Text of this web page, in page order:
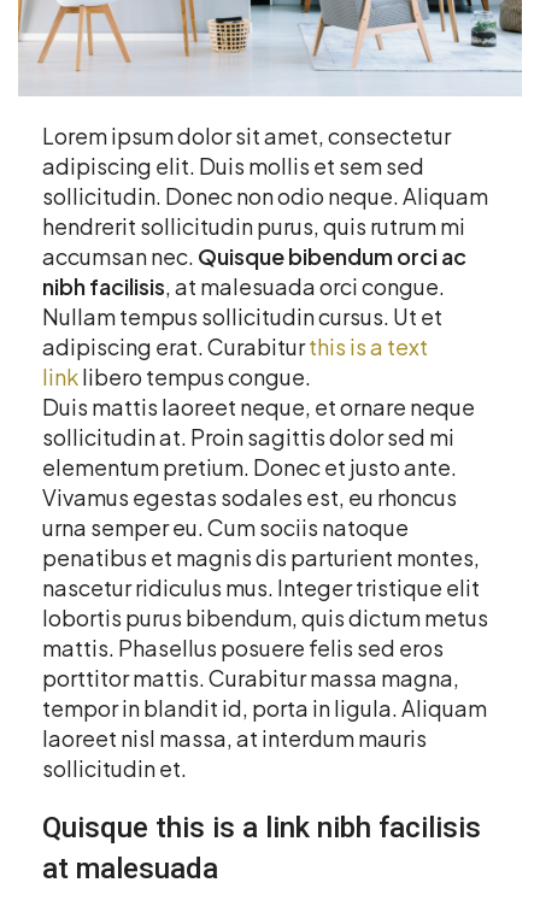
Lorem ipsum dolor sit amet, consectetur
adipiscing elit. Duis mollis et sem sed
sollicitudin. Donec non odio neque. Aliquam
hendrerit sollicitudin purus, quis rutrum mi
accumsan nec. Quisque bibendum orci ac
nibh facilisis, at malesuada orci congue.
Nullam tempus sollicitudin cursus. Ut et
adipiscing erat. Curabiturthis is a text
linklibero tempus congue.
Duis mattis laoreet neque, et ornare neque
sollicitudin at. Proin sagittis dolor sed mi
elementum pretium. Donec et justo ante.
Vivamus egestas sodales est, eu rhoncus
urna semper eu. Cum sociis natoque
penatibus et magnis dis parturient montes,
nascetur ridiculus mus. Integer tristique elit
lobortis purus bibendum, quis dictum metus
mattis. Phasellus posuere felis sed eros
porttitor mattis. Curabitur massa magna,
tempor in blandit id, porta in ligula. Aliquam
laoreet nisl massa, at interdum mauris
sollicitudin et.
Quisque this is a link nibh facilisis
at malesuada